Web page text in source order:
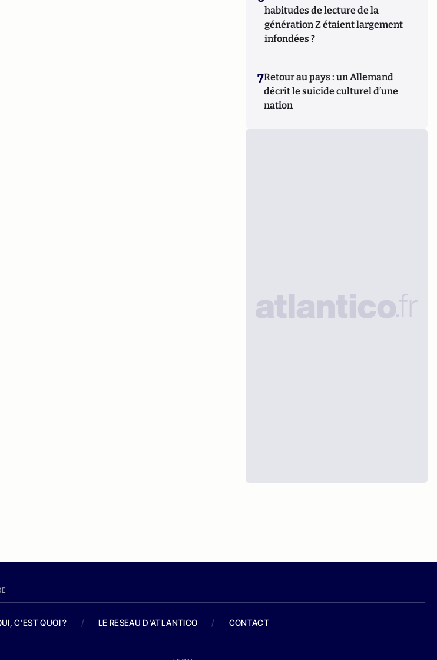
habitudes de lecture de la
génération Z étaient largement
infondées ?
7Retour au pays : un Allemand
décrit le suicide culturel d’une
nation
C'EST QUOI ? / LE RESEAU D'ATLANTICO / CONTACT